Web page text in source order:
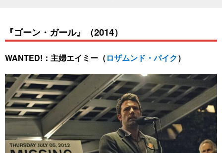
『ゴーン・ガール』（2014）
WANTED!：主婦エイミー（ロザムンド・パイク）